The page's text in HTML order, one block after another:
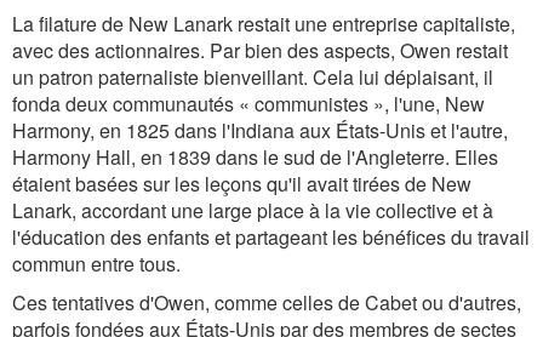
La filature de New Lanark restait une entreprise capitaliste,
avec des actionnaires. Par bien des aspects, Owen restait
un patron paternaliste bienveillant. Cela lui déplaisant, il
fonda deux communautés « communistes », l'une, New
Harmony, en 1825 dans l'Indiana aux États-Unis et l'autre,
Harmony Hall, en 1839 dans le sud de l'Angleterre. Elles
étaient basées sur les leçons qu'il avait tirées de New
Lanark, accordant une large place à la vie collective et à
l'éducation des enfants et partageant les bénéfices du travail
commun entre tous.
Ces tentatives d'Owen, comme celles de Cabet ou d'autres,
parfois fondées aux États-Unis par des membres de sectes